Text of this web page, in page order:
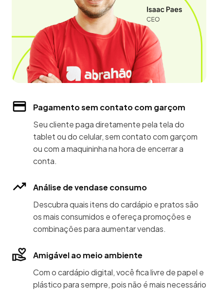
Pagamento sem contato com garçom
Seu cliente paga diretamente pela tela do
tablet ou do celular, sem contato com garçom
ou com a maquininha na hora de encerrar a
conta.
Análise de vendase consumo
Descubra quais itens do cardápio e pratos são
os mais consumidos e ofereça promoções e
combinações para aumentar vendas.
Amigável ao meio ambiente
Com o cardápio digital, você fica livre de papel e
plástico para sempre, pois não é mais necessário